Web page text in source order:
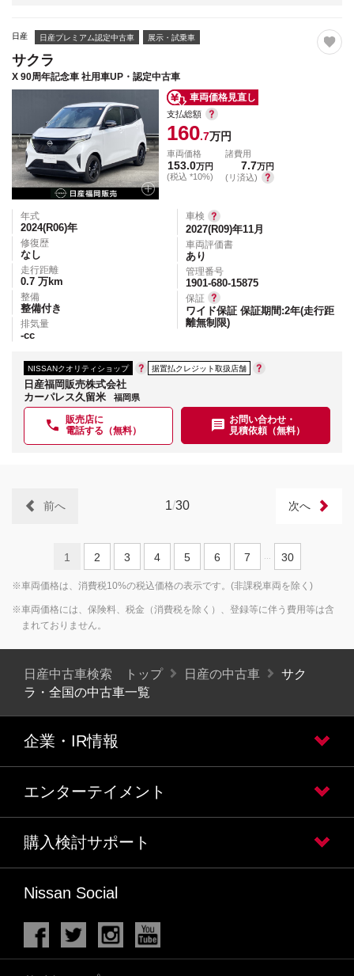
日産 日産プレミアム認定中古車 展示・試乗車
サクラ
X 90周年記念車 社用車UP・認定中古車
車両価格見直し
支払総額
160.7万円
車両価格
153.0万円
(税込 *10%)
諸費用
7.7万円
(リ済込)
年式
2024(R06)年
修復歴
なし
走行距離
0.7 万km
整備
整備付き
排気量
-cc
車検
2027(R09)年11月
車両評価書
あり
管理番号
1901-680-15875
保証
ワイド保証 保証期間:2年(走行距
離無制限)
NISSANクオリティショップ 据置払クレジット取扱店舗
日産福岡販売株式会社
カーパレス久留米
福岡県
販売店に
電話する（無料）
お問い合わせ・
見積依頼（無料）
1/30
前へ 次へ
1 2 3 4 5 6 7 ... 30
※車両価格は、消費税10%の税込価格の表示です。(非課税車両を除く)
※車両価格には、保険料、税金（消費税を除く）、登録等に伴う費用等は含
まれておりません。
日産中古車検索 トップ 日産の中古車
サク
ラ・全国の中古車一覧
企業・IR情報
エンターテイメント
購入検討サポート
Nissan Social